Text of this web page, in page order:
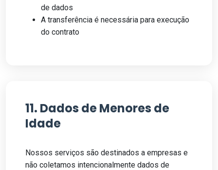
de dados
A transferência é necessária para execução
do contrato
11. Dados de Menores de
Idade
Nossos serviços são destinados a empresas e
não coletamos intencionalmente dados de